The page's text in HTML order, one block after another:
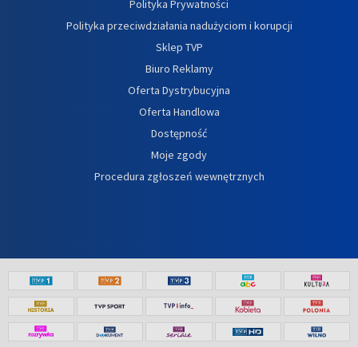
Polityka Prywatności
Polityka przeciwdziałania nadużyciom i korupcji
Sklep TVP
Biuro Reklamy
Oferta Dystrybucyjna
Oferta Handlowa
Dostępność
Moje zgody
Procedura zgłoszeń wewnętrznych